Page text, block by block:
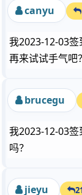
canyu
我2023-12-03
再来试试手气吧？
brucegu
我2023-12-03签
吗？
jieyu